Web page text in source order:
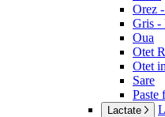
Orez
Gris -
Oua
Otet
Otet
Sare
Paste
Lactate